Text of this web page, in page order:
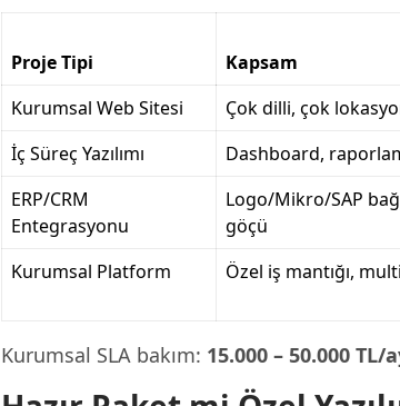
Proje Tipi Kapsam
Kurumsal Web Sitesi
Çok dilli, çok
İç Süreç Yazılımı
Dashboard,
ERP/CRM
Entegrasyonu
Logo/Mikro/SAP
göçü
Kurumsal Platform Özel iş mantığı,
Kurumsal SLA bakım: 15.000 – 50.000 TL/